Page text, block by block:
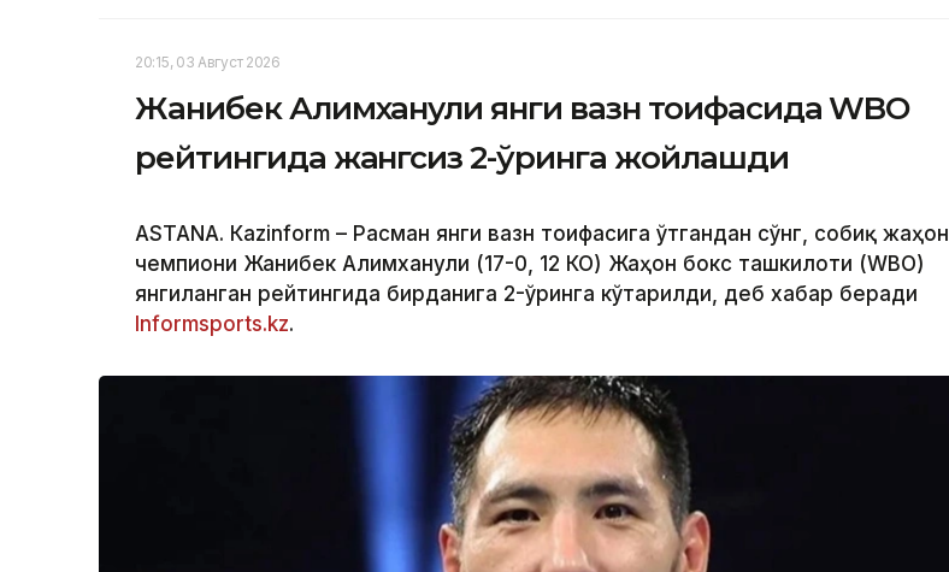
20:15, 03 Август 2026
Жанибек Алимханули янги вазн тоифасида WBO
рейтингида жангсиз 2-ўринга жойлашди
ASTANА. Кazinform – Расман янги вазн тоифасига ўтгандан сўнг, собиқ жаҳон
чемпиони Жанибек Алимханули (17-0, 12 КО) Жаҳон бокс ташкилоти (WBО)
янгиланган рейтингида бирданига 2-ўринга кўтарилди, деб хабар беради
Informsports.kz.